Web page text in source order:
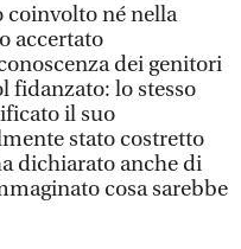
coinvolto né nella
accertato
dei genitori
fidanzato: lo stesso
il suo
stato costretto
dichiarato anche di
cosa sarebbe